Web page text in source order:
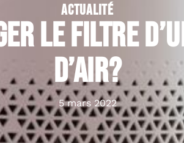
ACTUALITÉ
le filtre
d’air?
5 mars 2022